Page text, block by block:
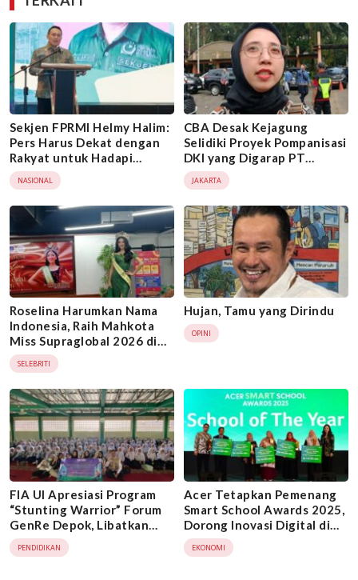
Sekjen FPRMI Helmy Halim:
Pers Harus Dekat dengan
Rakyat untuk Hadapi
Maraknya Hoaks
NASIONAL
CBA Desak Kejagung
Selidiki Proyek Pompanisasi
DKI yang Digarap PT
Nindya Karya
JAKARTA
Roselina Harumkan Nama
Indonesia, Raih Mahkota
Miss Supraglobal 2026 di
India
SELEBRITI
Hujan, Tamu yang Dirindu
OPINI
FIA UI Apresiasi Program
“Stunting Warrior” Forum
GenRe Depok, Libatkan
Remaja Cegah Stunting
Sejak Dini
PENDIDIKAN
Acer Tetapkan Pemenang
Smart School Awards 2025,
Dorong Inovasi Digital di
Dunia Pendidikan
EKONOMI